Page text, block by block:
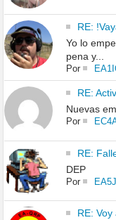
RE:
Yo lo
pena y...
Por
RE:
Nuevas
Por
RE:
DEP
Por
RE: